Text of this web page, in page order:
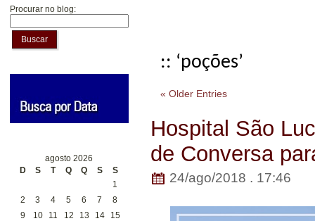
Procurar no blog:
Buscar
agosto 2026
D
S T Q Q S
S
1
2
3 4 5 6 7
8
9
10 11 12 13 14
15
:: ‘poções’
« Older Entries
Hospital São
de Conversa
24/ago/2018 . 17:46